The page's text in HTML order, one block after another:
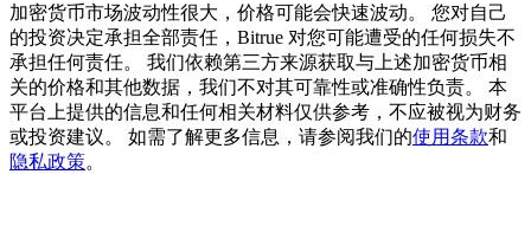
充值CASHCAT & 赢取
瓜分 500000 CASHCAT 獎池
加密货币市场波动性很大，价格可能会快速波动。 您对自己
的投资决定承担全部责任，Bitrue 对您可能遭受的任何损失不
承担任何责任。 我们依赖第三方来源获取与上述加密货币相
关的价格和其他数据，我们不对其可靠性或准确性负责。 本
平台上提供的信息和任何相关材料仅供参考，不应被视为财务
或投资建议。 如需了解更多信息，请参阅我们的使用条款和
隐私政策。